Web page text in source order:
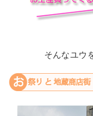
そんなユウ